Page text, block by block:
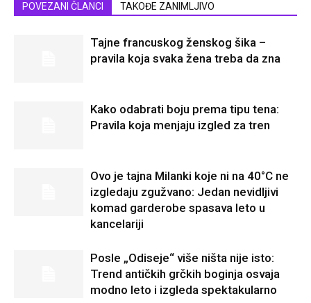
POVEZANI ČLANCI TAKOĐE ZANIMLJIVO
Tajne francuskog ženskog šika –
pravila koja svaka žena treba da zna
Kako odabrati boju prema tipu tena:
Pravila koja menjaju izgled za tren
Ovo je tajna Milanki koje ni na 40°C ne
izgledaju zgužvano: Jedan nevidljivi
komad garderobe spasava leto u
kancelariji
Posle „Odiseje“ više ništa nije isto:
Trend antičkih grčkih boginja osvaja
modno leto i izgleda spektakularno